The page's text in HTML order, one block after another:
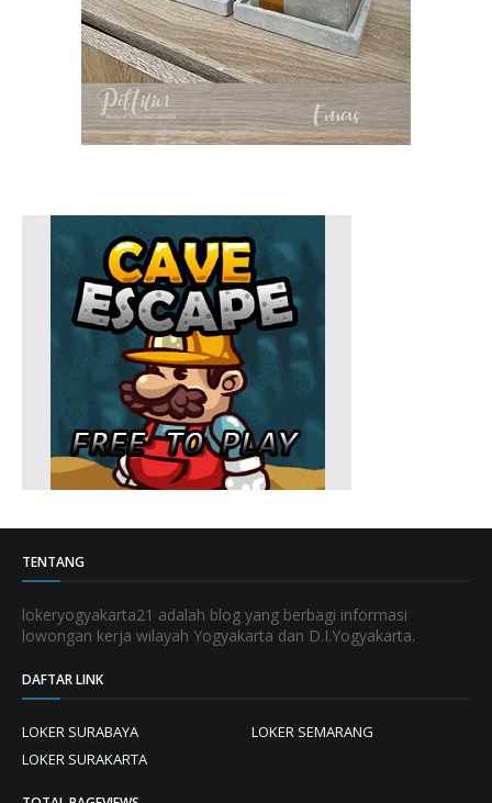
TENTANG
lokeryogyakarta21 adalah blog yang berbagi informasi
lowongan kerja wilayah Yogyakarta dan D.I.Yogyakarta.
DAFTAR LINK
LOKER SURABAYA
LOKER SEMARANG
LOKER SURAKARTA